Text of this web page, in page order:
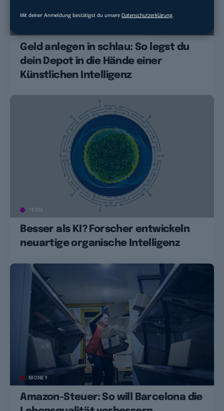
Mit deiner Anmeldung bestätigst du unsere Datenschutzerklärung
Geld anlegen in schlau: So legst du
dein Depot in die Hände einer
Künstlichen Intelligenz
TECH
Besser als KI? Forscher entwickeln
neuartige organische Intelligenz
MONEY
Amazon-Steuer: So will Barcelona die